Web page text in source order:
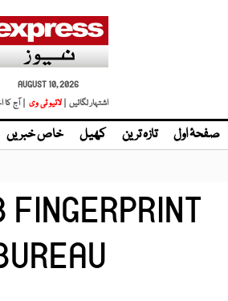
AUGUST 10, 2026
اشتہار لگائیں |
| آج کا
صفحۂ اول تازہ ترین کھیل خاص خبریں
FINGERPRINT